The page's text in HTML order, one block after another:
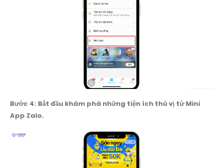
Bước 4: Bắt đầu khám phá những tiện ích thú vị từ Mini
App Zalo.